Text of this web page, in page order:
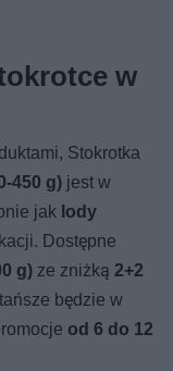
w
Stokrotka
450 g) jest w
jak lody
Dostępne
g) ze zniżką2+2
będzie w
od 6 do 12